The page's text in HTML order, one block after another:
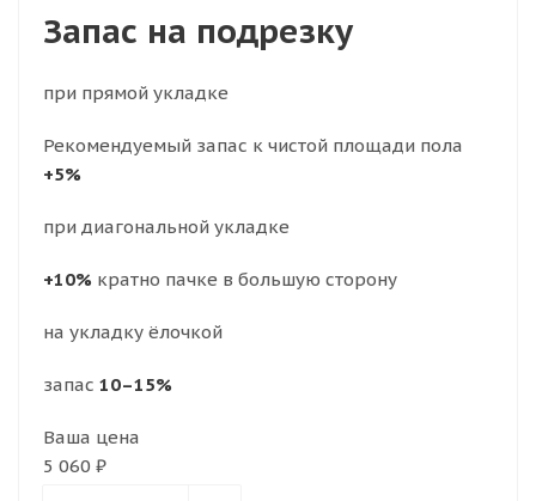
Запас на подрезку
при прямой укладке
Рекомендуемый запас к чистой площади пола
+5%
при диагональной укладке
+10% кратно пачке в большую сторону
на укладку ёлочкой
запас 10–15%
Ваша цена
5 060 ₽